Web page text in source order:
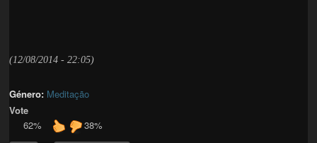
(12/08/2014 - 22:05)
Género: Meditação
Vote
62%
38%